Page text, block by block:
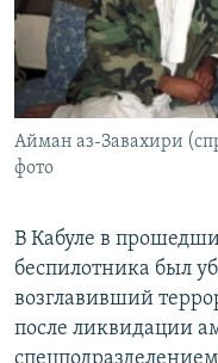
Айман аз-Завахири
фото
В Кабуле в
беспилотника был
возглавивший
после ликвидации